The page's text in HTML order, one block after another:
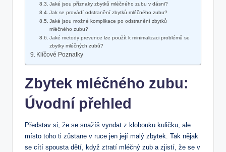
Jaké jsou příznaky zbytků mléčného zubu v dásni?
Jak se provádí odstranění zbytků mléčného zubu?
Jaké jsou možné komplikace po odstranění zbytků
mléčného zubu?
Jaké metody prevence lze použít k minimalizaci problémů se
zbytky mléčných zubů?
Klíčové Poznatky
Zbytek mléčného zubu:
Úvodní přehled
Představ si, že se snažíš vyndat z klobouku kuličku, ale
místo toho ti zůstane v ruce jen její malý zbytek. Tak nějak
se cítí spousta dětí, když ztratí mléčný zub a zjistí, že se v